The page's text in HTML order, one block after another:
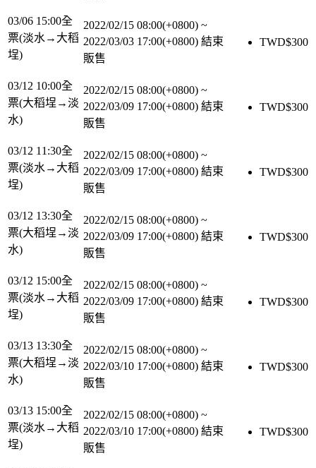
03/06 15:00全
票(淡水→大稻
埕)
2022/02/15 08:00(+0800) ~
2022/03/03 17:00(+0800) 結束
販售
TWD$300
03/12 10:00全
票(大稻埕→淡
水)
2022/02/15 08:00(+0800) ~
2022/03/09 17:00(+0800) 結束
販售
TWD$300
03/12 11:30全
票(淡水→大稻
埕)
2022/02/15 08:00(+0800) ~
2022/03/09 17:00(+0800) 結束
販售
TWD$300
03/12 13:30全
票(大稻埕→淡
水)
2022/02/15 08:00(+0800) ~
2022/03/09 17:00(+0800) 結束
販售
TWD$300
03/12 15:00全
票(淡水→大稻
埕)
2022/02/15 08:00(+0800) ~
2022/03/09 17:00(+0800) 結束
販售
TWD$300
03/13 13:30全
票(大稻埕→淡
水)
2022/02/15 08:00(+0800) ~
2022/03/10 17:00(+0800) 結束
販售
TWD$300
03/13 15:00全
票(淡水→大稻
埕)
2022/02/15 08:00(+0800) ~
2022/03/10 17:00(+0800) 結束
販售
TWD$300